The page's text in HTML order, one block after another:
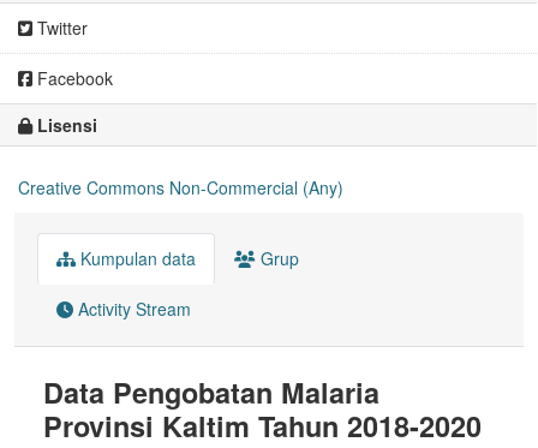
Twitter
Facebook
Lisensi
Creative Commons Non-Commercial (Any)
Kumpulan data Grup
Activity Stream
Data Pengobatan Malaria
Provinsi Kaltim Tahun 2018-2020